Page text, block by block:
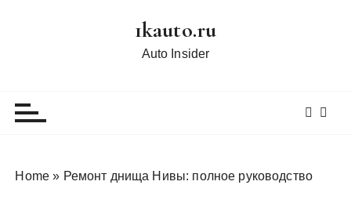
1kauto.ru
Auto Insider
Home » Ремонт днища Нивы: полное руководство